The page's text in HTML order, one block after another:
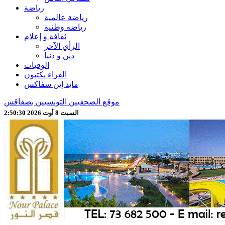
رياضة
رياضة عالمية
رياضة وطنية
ثقافة و إعلام
الرأي الآخر
دين و دنيا
الوفيات
القراء يكتبون
مايد إين سفاكس
موقع الصحفيين التونسيين بصفاقس
السبت 8 أوت 2026 2:50:32